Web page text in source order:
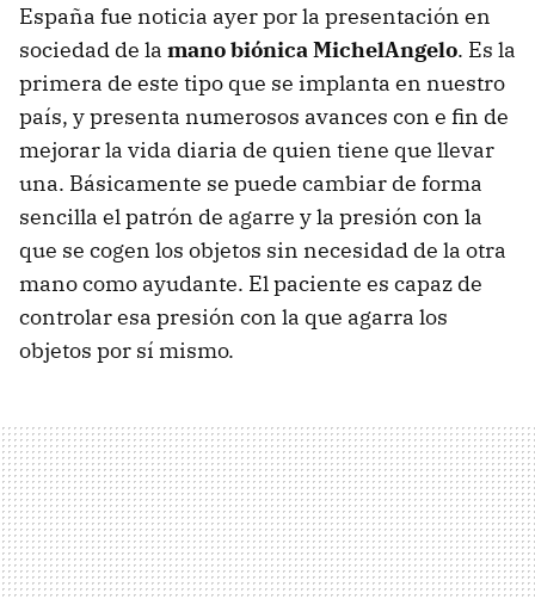
España fue noticia ayer por la presentación en
sociedad de la mano biónica MichelAngelo. Es la
primera de este tipo que se implanta en nuestro
país, y presenta numerosos avances con e fin de
mejorar la vida diaria de quien tiene que llevar
una. Básicamente se puede cambiar de forma
sencilla el patrón de agarre y la presión con la
que se cogen los objetos sin necesidad de la otra
mano como ayudante. El paciente es capaz de
controlar esa presión con la que agarra los
objetos por sí mismo.